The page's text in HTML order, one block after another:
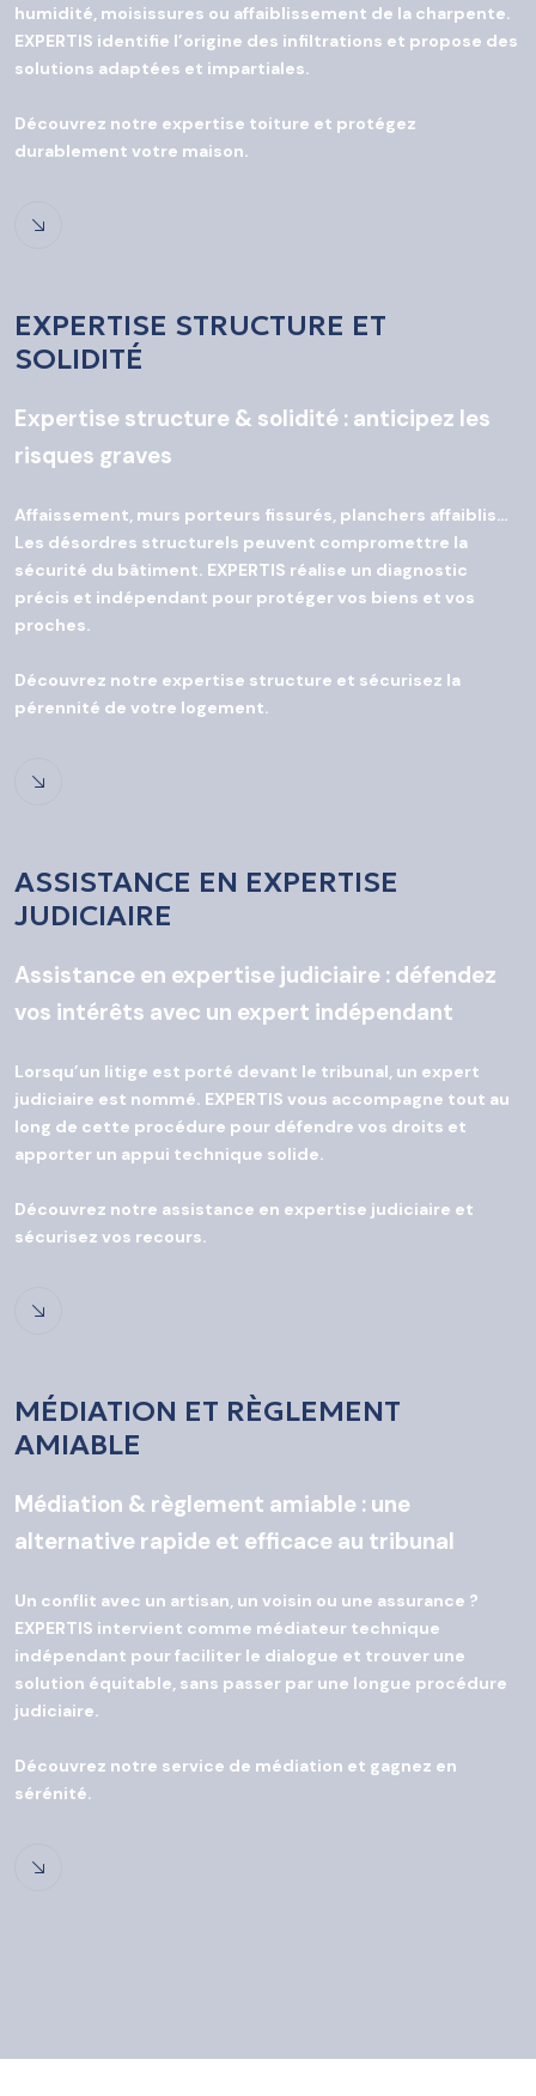
humidité, moisissures ou affaiblissement de la charpente.
EXPERTIS identifie l’origine des infiltrations et propose des
solutions adaptées et impartiales.
Découvrez notre expertise toiture et protégez
durablement votre maison.
EXPERTISE STRUCTURE ET
SOLIDITÉ
Expertise structure & solidité : anticipez les
risques graves
Affaissement, murs porteurs fissurés, planchers affaiblis…
Les désordres structurels peuvent compromettre la
sécurité du bâtiment. EXPERTIS réalise un diagnostic
précis et indépendant pour protéger vos biens et vos
proches.
Découvrez notre expertise structure et sécurisez la
pérennité de votre logement.
ASSISTANCE EN EXPERTISE
JUDICIAIRE
Assistance en expertise judiciaire : défendez
vos intérêts avec un expert indépendant
Lorsqu’un litige est porté devant le tribunal, un expert
judiciaire est nommé. EXPERTIS vous accompagne tout au
long de cette procédure pour défendre vos droits et
apporter un appui technique solide.
Découvrez notre assistance en expertise judiciaire et
sécurisez vos recours.
MÉDIATION ET RÈGLEMENT
AMIABLE
Médiation & règlement amiable : une
alternative rapide et efficace au tribunal
Un conflit avec un artisan, un voisin ou une assurance ?
EXPERTIS intervient comme médiateur technique
indépendant pour faciliter le dialogue et trouver une
solution équitable, sans passer par une longue procédure
judiciaire.
Découvrez notre service de médiation et gagnez en
sérénité.